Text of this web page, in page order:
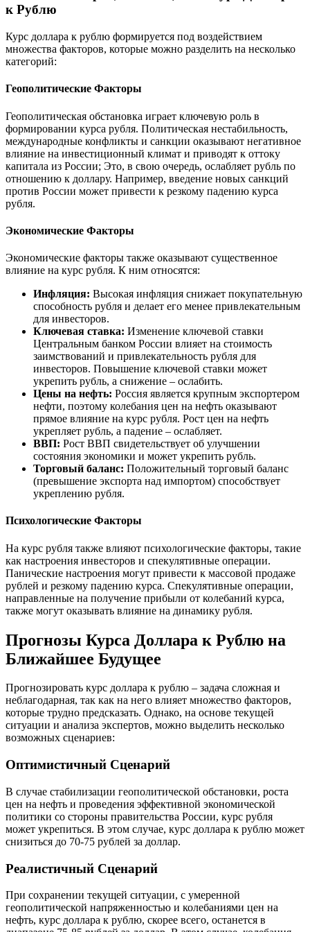
к Рублю
Курс доллара к рублю формируется под воздействием
множества факторов, которые можно разделить на несколько
категорий:
Геополитические Факторы
Геополитическая обстановка играет ключевую роль в
формировании курса рубля. Политическая нестабильность,
международные конфликты и санкции оказывают негативное
влияние на инвестиционный климат и приводят к оттоку
капитала из России; Это, в свою очередь, ослабляет рубль по
отношению к доллару. Например, введение новых санкций
против России может привести к резкому падению курса
рубля.
Экономические Факторы
Экономические факторы также оказывают существенное
влияние на курс рубля. К ним относятся:
Инфляция: Высокая инфляция снижает покупательную
способность рубля и делает его менее привлекательным
для инвесторов.
Ключевая ставка: Изменение ключевой ставки
Центральным банком России влияет на стоимость
заимствований и привлекательность рубля для
инвесторов. Повышение ключевой ставки может
укрепить рубль, а снижение – ослабить.
Цены на нефть: Россия является крупным экспортером
нефти, поэтому колебания цен на нефть оказывают
прямое влияние на курс рубля. Рост цен на нефть
укрепляет рубль, а падение – ослабляет.
ВВП: Рост ВВП свидетельствует об улучшении
состояния экономики и может укрепить рубль.
Торговый баланс: Положительный торговый баланс
(превышение экспорта над импортом) способствует
укреплению рубля.
Психологические Факторы
На курс рубля также влияют психологические факторы, такие
как настроения инвесторов и спекулятивные операции.
Панические настроения могут привести к массовой продаже
рублей и резкому падению курса. Спекулятивные операции,
направленные на получение прибыли от колебаний курса,
также могут оказывать влияние на динамику рубля.
Прогнозы Курса Доллара к Рублю на
Ближайшее Будущее
Прогнозировать курс доллара к рублю – задача сложная и
неблагодарная, так как на него влияет множество факторов,
которые трудно предсказать. Однако, на основе текущей
ситуации и анализа экспертов, можно выделить несколько
возможных сценариев:
Оптимистичный Сценарий
В случае стабилизации геополитической обстановки, роста
цен на нефть и проведения эффективной экономической
политики со стороны правительства России, курс рубля
может укрепиться. В этом случае, курс доллара к рублю может
снизиться до 70-75 рублей за доллар.
Реалистичный Сценарий
При сохранении текущей ситуации, с умеренной
геополитической напряженностью и колебаниями цен на
нефть, курс доллара к рублю, скорее всего, останется в